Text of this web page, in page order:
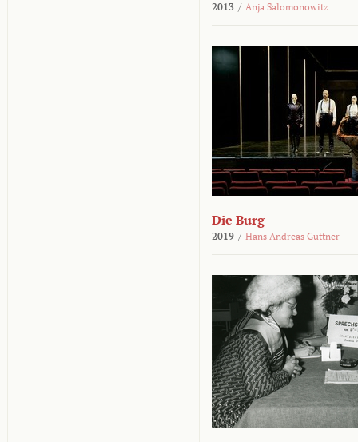
2013 / Anja Salomonowitz
Die Burg
2019 / Hans Andreas Guttner